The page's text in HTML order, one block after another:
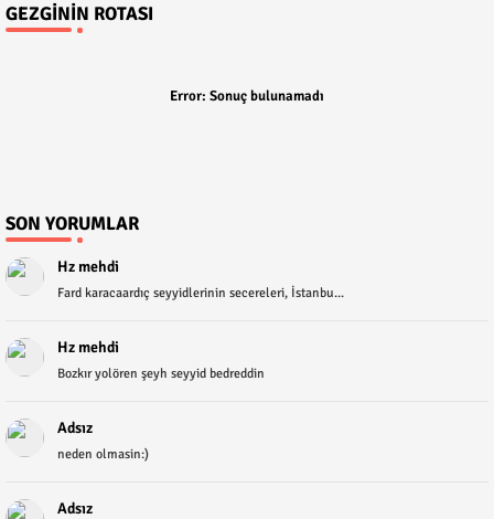
GEZGININ ROTASI
Error: Sonuç bulunamadı
SON YORUMLAR
Hz mehdi
Fard karacaardıç seyyidlerinin secereleri, İstanbu...
Hz mehdi
Bozkır yolören şeyh seyyid bedreddin
Adsız
neden olmasin:)
Adsız